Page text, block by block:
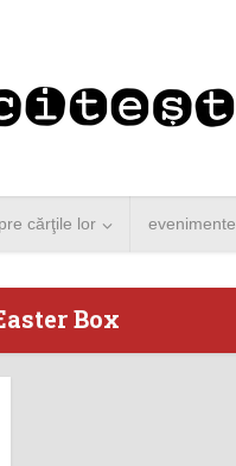
cărţile lor evenimente
Box
vine la